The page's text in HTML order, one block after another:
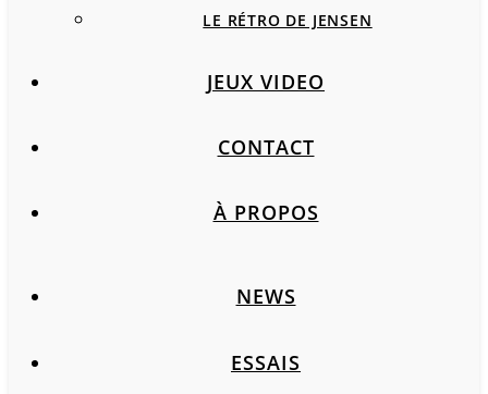
LE RÉTRO DE JENSEN
JEUX VIDEO
CONTACT
À PROPOS
NEWS
ESSAIS